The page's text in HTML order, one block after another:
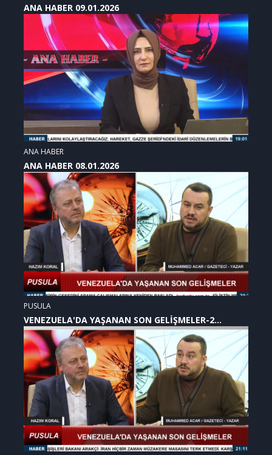
ANA HABER 09.01.2026
ANA HABER
ANA HABER 08.01.2026
PUSULA
VENEZUELA'DA YAŞANAN SON GELİŞMELER-2
(07.01.2026)